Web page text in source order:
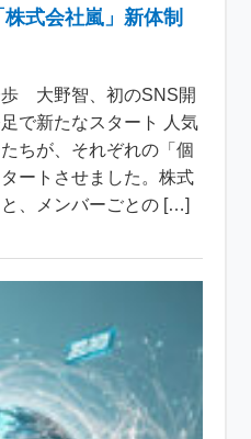
式会社嵐」新体制
歩 大野智、初のSNS開
で新たなスタート 人気
ちが、それぞれの「個
ートさせました。株式
、メンバーごとの […]